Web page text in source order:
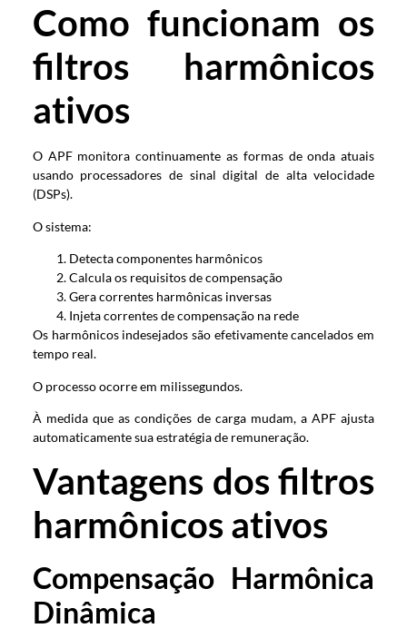
Como funcionam os
filtros harmônicos
ativos
O APF monitora continuamente as formas de onda atuais
usando processadores de sinal digital de alta velocidade
(DSPs).
O sistema:
Detecta componentes harmônicos
Calcula os requisitos de compensação
Gera correntes harmônicas inversas
Injeta correntes de compensação na rede
Os harmônicos indesejados são efetivamente cancelados em
tempo real.
O processo ocorre em milissegundos.
À medida que as condições de carga mudam, a APF ajusta
automaticamente sua estratégia de remuneração.
Vantagens dos filtros
harmônicos ativos
Compensação Harmônica
Dinâmica